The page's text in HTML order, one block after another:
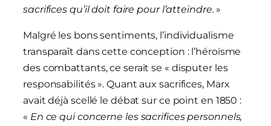
sacrifices qu’il doit faire pour l’atteindre. »
Malgré les bons sentiments, l’individualisme
transparaît dans cette conception : l’héroïsme
des combattants, ce serait se « disputer les
responsabilités ». Quant aux sacrifices, Marx
avait déjà scellé le débat sur ce point en 1850 :
« En ce qui concerne les sacrifices personnels,